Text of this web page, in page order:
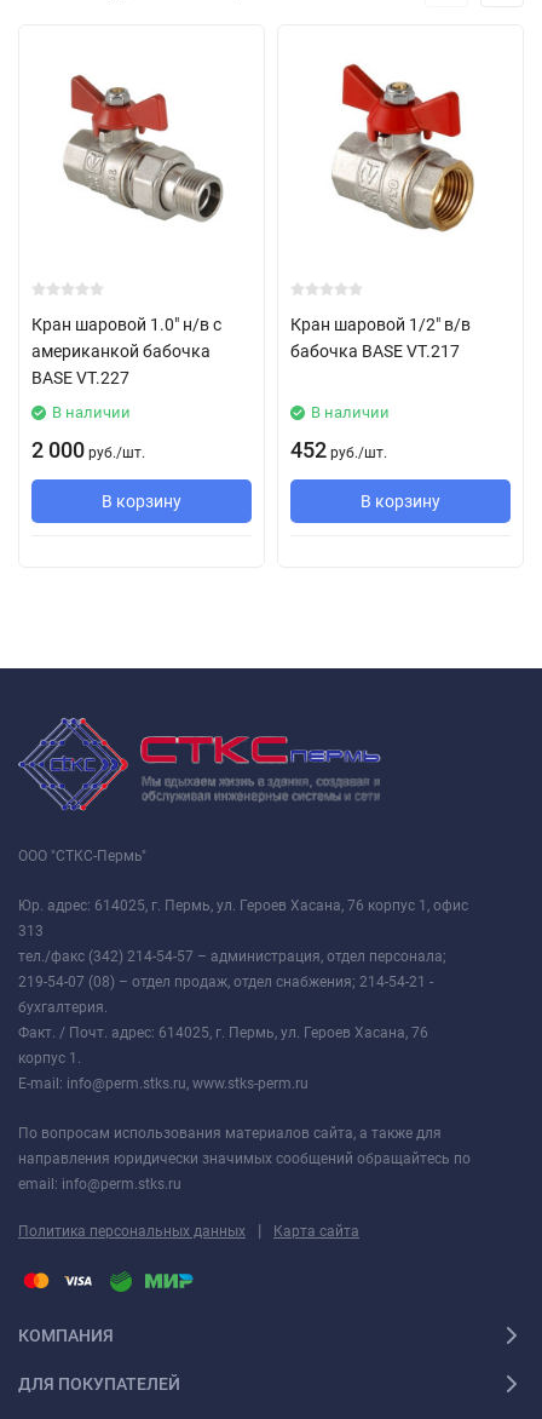
Кран шаровой 1.0" н/в с
американкой бабочка
BASE VT.227
В наличии
2 000 руб./шт.
В корзину
Кран шаровой 1/2" в/в
бабочка BASЕ VT.217
В наличии
452 руб./шт.
В корзину
ООО "СТКС-Пермь"
Юр. адрес: 614025, г. Пермь, ул. Героев Хасана, 76 корпус 1, офис
313
тел./факс (342) 214-54-57 – администрация, отдел персонала;
219-54-07 (08) – отдел продаж, отдел снабжения; 214-54-21 -
бухгалтерия.
Факт. / Почт. адрес: 614025, г. Пермь, ул. Героев Хасана, 76
корпус 1.
E-mail: info@perm.stks.ru, www.stks-perm.ru
По вопросам использования материалов сайта, а также для
направления юридически значимых сообщений обращайтесь по
email: info@perm.stks.ru
Политика персональных данных | Карта сайта
КОМПАНИЯ
ДЛЯ ПОКУПАТЕЛЕЙ